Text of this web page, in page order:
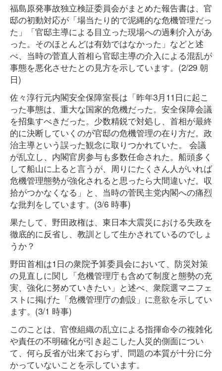
福島原発事故独立検証委員会がまとめた報告書は、官
邸の初動対応が「場当たり的で泥縄的な危機管理だっ
た」「官邸主導による目立った現場への過剰介入があ
った。そのほとんどは有効ではなかった」などと述
べ、当時の菅直人首相ら官邸主導の介入による混乱が
事態を悪化させたとの見方を示しています。(2/29 朝
日)
佐々淳行元内閣安全保障室長は「昨年3月11日に起こ
った事態は、重大な国家的危機だった。安全保障会議
を招集すべきだった。少数精鋭で対処し、首相が最終
的に決断していくのが官邸の危機管理の在り方だ。政
治主導という誤った観念に取りつかれていた。 会議
が乱立し、内閣官房参与も多数任命された。船頭多く
して船山に上ると言うが、周りにたくさん人がいれば
危機管理態勢が強化されると思ったら大間違いだ。収
拾がつかなくなる」と、当時の菅民主党内閣への痛烈
な批判をしています。(3/6 時事)
果たして、野田政権は、東日本大震災における失政を
徹底的に反省し、教訓として生かされているのでしょ
うか？
野田首相は1日の衆院予算委員会において、防災対策
の見直しに関し「危機管理庁も含めて制度と態勢の充
実、強化に努めていきたい」と述べ、衆院選マニフェ
ストに掲げた「危機管理庁の創設」に意欲を示してい
ます。(3/1 時事)
このことは、官僚組織の乱立による指揮命令の複雑化
や責任の不明確化が引き起こした人災的側面につい
て、何ら反省が出来ておらず、問題の本質が十分に分
かっていないことを示しています。